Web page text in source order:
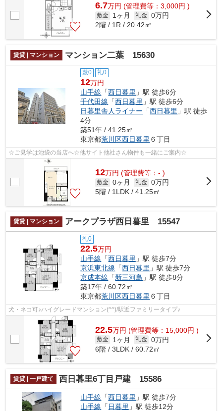
6.7万円 (管理費等：3,000円 )
敷金 1ヶ月 礼金 0万円
2階 / 1R / 20.42㎡
賃貸 | マンション マンション二葉 15630
敷0 礼0
12万円
山手線 「西日暮里 」駅 徒歩6分
千代田線 「西日暮里 」駅 徒歩6分
日暮里舎人ライナー 「西日暮里 」駅 徒歩
4分
築51年 / 41.25㎡
東京都荒川区西日暮里 ６丁目
☆ご見学は池袋の当店へ☆他サイト他社さん物件も一緒にご案内☆
12万円 (管理費等：- )
敷金 0ヶ月 礼金 0万円
5階 / 1LDK / 41.25㎡
賃貸 | マンション アークプラザ西日暮里 15547
礼0
22.5万円
山手線 「西日暮里 」駅 徒歩7分
京浜東北線 「西日暮里 」駅 徒歩7分
京成本線 「新三河島 」駅 徒歩8分
築17年 / 60.72㎡
東京都荒川区西日暮里 ６丁目
犬・ネコ可♪ハイグレードマンション(^^)/駅近ファミリータイプ♪
22.5万円 (管理費等：15,000円 )
敷金 1ヶ月 礼金 0万円
6階 / 3LDK / 60.72㎡
賃貸 | 一戸建て 西日暮里6丁目戸建 15586
山手線 「西日暮里 」駅 徒歩7分
山手線 「 日暮里 」駅 徒歩12分